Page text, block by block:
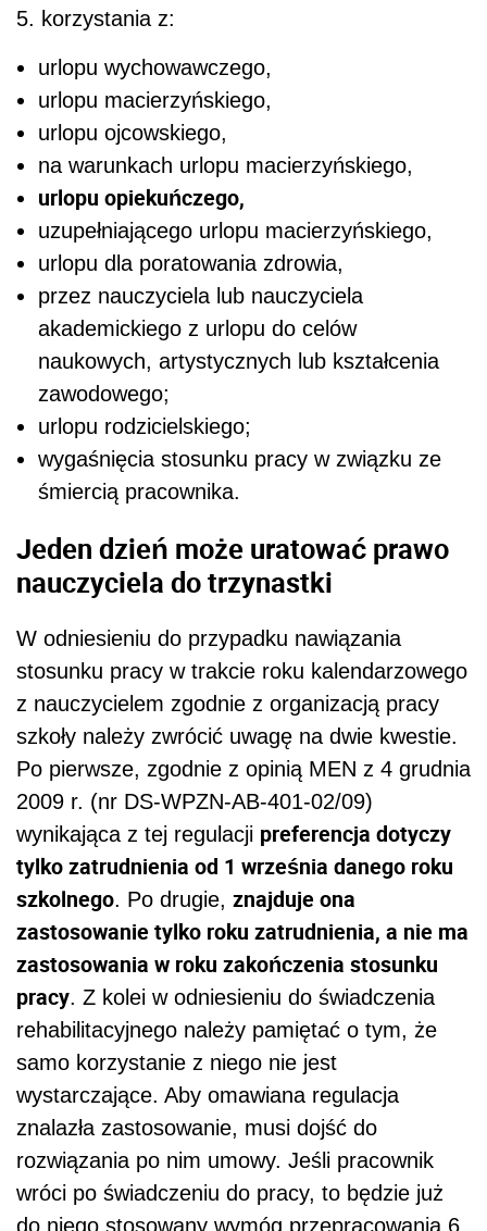
5. korzystania z:
urlopu wychowawczego,
urlopu macierzyńskiego,
urlopu ojcowskiego,
na warunkach urlopu macierzyńskiego,
urlopu opiekuńczego,
uzupełniającego urlopu macierzyńskiego,
urlopu dla poratowania zdrowia,
przez nauczyciela lub nauczyciela
akademickiego z urlopu do celów
naukowych, artystycznych lub kształcenia
zawodowego;
urlopu rodzicielskiego;
wygaśnięcia stosunku pracy w związku ze
śmiercią pracownika.
Jeden dzień może uratować prawo
nauczyciela do trzynastki
W odniesieniu do przypadku nawiązania
stosunku pracy w trakcie roku kalendarzowego
z nauczycielem zgodnie z organizacją pracy
szkoły należy zwrócić uwagę na dwie kwestie.
Po pierwsze, zgodnie z opinią MEN z 4 grudnia
2009 r. (nr DS-WPZN-AB-401-02/09)
wynikająca z tej regulacji preferencja dotyczy
tylko zatrudnienia od 1 września danego roku
szkolnego. Po drugie, znajduje ona
zastosowanie tylko roku zatrudnienia, a nie ma
zastosowania w roku zakończenia stosunku
pracy. Z kolei w odniesieniu do świadczenia
rehabilitacyjnego należy pamiętać o tym, że
samo korzystanie z niego nie jest
wystarczające. Aby omawiana regulacja
znalazła zastosowanie, musi dojść do
rozwiązania po nim umowy. Jeśli pracownik
wróci po świadczeniu do pracy, to będzie już
do niego stosowany wymóg przepracowania 6